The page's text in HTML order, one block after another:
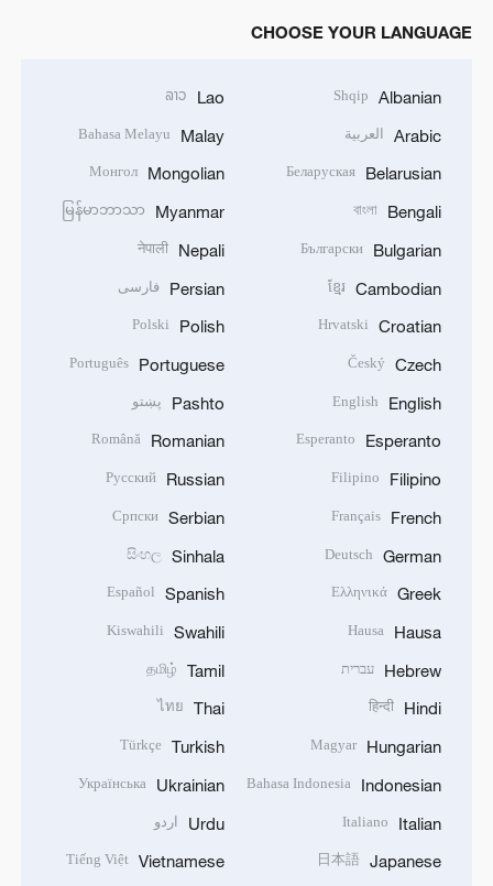
CHOOSE YOUR LANGUAGE
Albanian
Shqip
Arabic العربية
Belarusian
Беларуская
Bengali
বাংলা
Bulgarian
Български
Cambodian
ខ្មែរ
Croatian
Hrvatski
Czech
Český
English
English
Esperanto
Esperanto
Filipino
Filipino
French
Français
German
Deutsch
Greek
Ελληνικά
Hausa
Hausa
Hebrew עברית
Hindi
हिन्दी
Hungarian
Magyar
Indonesian
Bahasa Indonesia
Italian
Italiano
Japanese
日本語
Lao
ລາວ
Malay
Bahasa Melayu
Mongolian
Монгол
Myanmar
မြန်မာဘာသာ
Nepali
नेपाली
Persian فارسی
Polish
Polski
Portuguese
Português
Pashto پښتو
Romanian
Română
Russian
Русский
Serbian
Српски
Sinhala
සිංහල
Spanish
Español
Swahili
Kiswahili
Tamil
தமிழ்
Thai
ไทย
Turkish
Türkçe
Ukrainian
Українська
Urdu اردو
Vietnamese
Tiếng Việt